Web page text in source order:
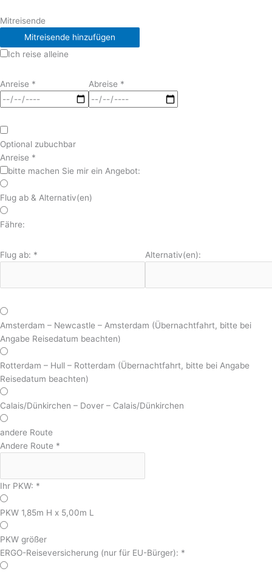
Mitreisende
Mitreisende hinzufügen
Ich reise alleine
Anreise * Abreise *
Optional zubuchbar
Anreise *
bitte machen Sie mir ein Angebot:
Flug ab & Alternativ(en)
Fähre:
Flug ab: * Alternativ(en):
Amsterdam – Newcastle – Amsterdam (Übernachtfahrt, bitte bei
Angabe Reisedatum beachten)
Rotterdam – Hull – Rotterdam (Übernachtfahrt, bitte bei Angabe
Reisedatum beachten)
Calais/Dünkirchen – Dover – Calais/Dünkirchen
andere Route
Andere Route *
Ihr PKW: *
PKW 1,85m H x 5,00m L
PKW größer
ERGO-Reiseversicherung (nur für EU-Bürger): *